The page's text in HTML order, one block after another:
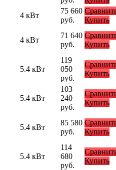
4 кВт
75 660
руб.
Купить
4 кВт
71 640
руб.
Купить
5.4 кВт
119
050
руб.
Купить
5.4 кВт
103
240
руб.
Купить
5.4 кВт
85 580
руб.
Купить
5.4 кВт
114
680
руб.
Купить